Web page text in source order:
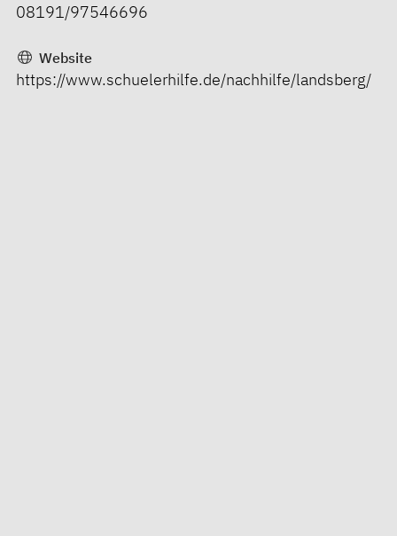
08191/97546696
Website
https://www.schuelerhilfe.de/nachhilfe/landsberg/